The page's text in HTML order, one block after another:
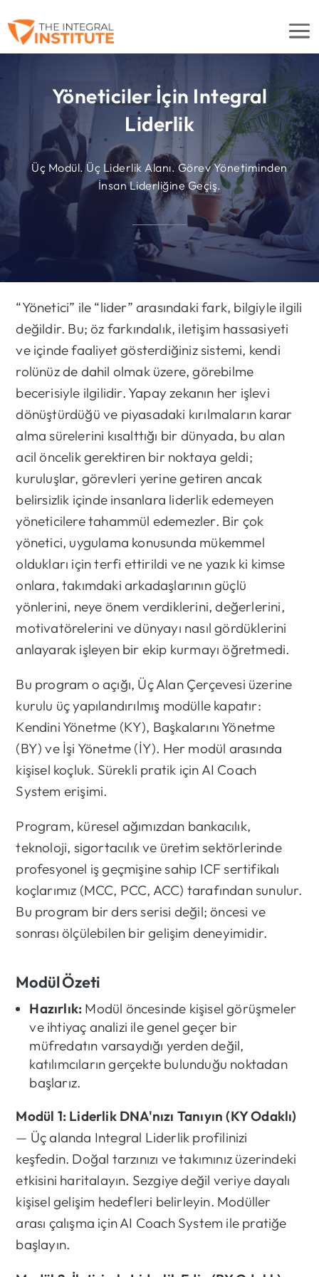
Yöneticiler İçin Integral
Liderlik
Üç Modül. Üç Liderlik Alanı. Görev Yönetiminden
İnsan Liderliğine Geçiş.
“Yönetici” ile “lider” arasındaki fark, bilgiyle ilgili
değildir. Bu; öz farkındalık, iletişim hassasiyeti
ve içinde faaliyet gösterdiğiniz sistemi, kendi
rolünüz de dahil olmak üzere, görebilme
becerisiyle ilgilidir. Yapay zekanın her işlevi
dönüştürdüğü ve piyasadaki kırılmaların karar
alma sürelerini kısalttığı bir dünyada, bu alan
acil öncelik gerektiren bir noktaya geldi;
kuruluşlar, görevleri yerine getiren ancak
belirsizlik içinde insanlara liderlik edemeyen
yöneticilere tahammül edemezler. Bir çok
yönetici, uygulama konusunda mükemmel
oldukları için terfi ettirildi ve ne yazık ki kimse
onlara, takımdaki arkadaşlarının güçlü
yönlerini, neye önem verdiklerini, değerlerini,
motivatörelerini ve dünyayı nasıl gördüklerini
anlayarak işleyen bir ekip kurmayı öğretmedi.
Bu program o açığı, Üç Alan Çerçevesi üzerine
kurulu üç yapılandırılmış modülle kapatır:
Kendini Yönetme (KY), Başkalarını Yönetme
(BY) ve İşi Yönetme (İY). Her modül arasında
kişisel koçluk. Sürekli pratik için AI Coach
System erişimi.
Program, küresel ağımızdan bankacılık,
teknoloji, sigortacılık ve üretim sektörlerinde
profesyonel iş geçmişine sahip ICF sertifikalı
koçlarımız (MCC, PCC, ACC) tarafından sunulur.
Bu program bir ders serisi değil; öncesi ve
sonrası ölçülebilen bir gelişim deneyimidir.
Modül Özeti
Hazırlık: Modül öncesinde kişisel görüşmeler
ve ihtiyaç analizi ile genel geçer bir
müfredatın varsaydığı yerden değil,
katılımcıların gerçekte bulunduğu noktadan
başlarız.
Modül 1: Liderlik DNA'nızı Tanıyın (KY Odaklı)
— Üç alanda Integral Liderlik profilinizi
keşfedin. Doğal tarzınızı ve takımınız üzerindeki
etkisini haritalayın. Sezgiye değil veriye dayalı
kişisel gelişim hedefleri belirleyin. Modüller
arası çalışma için AI Coach System ile pratiğe
başlayın.